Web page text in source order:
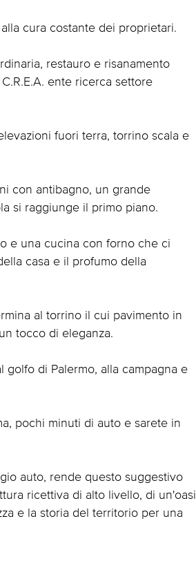
cura costante dei proprietari.
restauro e risanamento
ente ricerca settore
fuori terra, torrino scala e
con antibagno, un grande
si raggiunge il primo piano.
e una cucina con forno che ci
casa e il profumo della
al torrino il cui pavimento in
tocco di eleganza.
golfo di Palermo, alla campagna e
pochi minuti di auto e sarete in
auto, rende questo suggestivo
ricettiva di alto livello, di un'oasi
e la storia del territorio per una